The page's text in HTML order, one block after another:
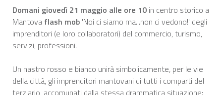
Domani giovedì 21 maggio alle ore 10 in centro storico a
Mantova flash mob 'Noi ci siamo ma...non ci vedono!' degli
imprenditori (e loro collaboratori) del commercio, turismo,
servizi, professioni.
Un nastro rosso e bianco unirà simbolicamente, per le vie
della città, gli imprenditori mantovani di tutti i comparti del